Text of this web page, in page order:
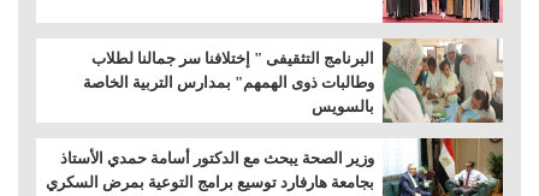
البرنامج التثقيفى " إختلافنا سر جمالنا لطلاب
وطالبات ذوى الهمهم" بمدارس التربية الخاصة
بالسويس
وزير الصحة يبحث مع الدكتور أسامة حمدي الأستاذ
بجامعة هارفارد توسيع برامج التوعية بمرض السكري